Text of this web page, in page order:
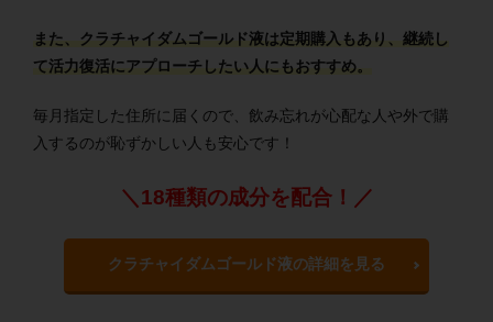
また、クラチャイダムゴールド液は定期購入もあり、継続し
て活力復活にアプローチしたい人にもおすすめ。
毎月指定した住所に届くので、飲み忘れが心配な人や外で購
入するのが恥ずかしい人も安心です！
＼18種類の成分を配合！／
クラチャイダムゴールド液の詳細を見る